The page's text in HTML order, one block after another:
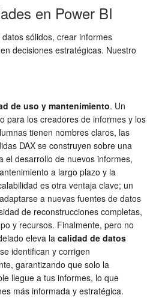
en Power BI
sólidos, crear informes
decisiones estratégicas. Nuestro
de uso y mantenimiento. Un
para los creadores de informes y los
tienen nombres claros, las
DAX se construyen sobre una
el desarrollo de nuevos informes,
a largo plazo y la
es otra ventaja clave; un
a nuevas fuentes de datos
de reconstrucciones completas,
y recursos. Finalmente, pero no
eleva la calidad de datos
identifican y corrigen
garantizando que solo la
llegue a tus informes, lo que
más informada y estratégica.